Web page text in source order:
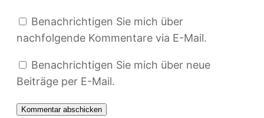
Benachrichtigen Sie mich über
nachfolgende Kommentare via E-Mail.
Benachrichtigen Sie mich über neue
Beiträge per E-Mail.